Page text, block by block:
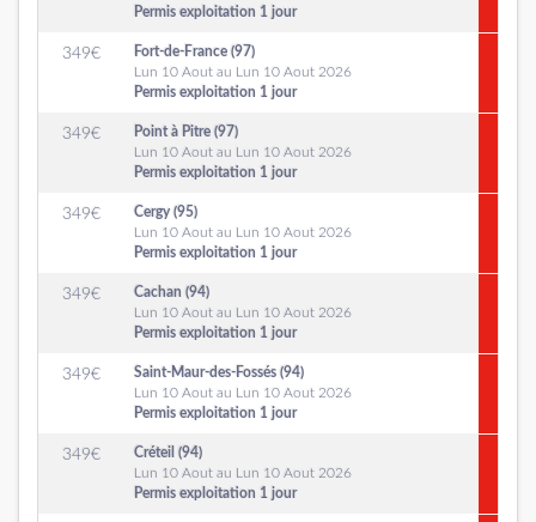
Permis exploitation 1 jour
349€
Fort-de-France (97)
Lun 10 Aout au Lun 10 Aout 2026
Permis exploitation 1 jour
349€
Point à Pitre (97)
Lun 10 Aout au Lun 10 Aout 2026
Permis exploitation 1 jour
349€
Cergy (95)
Lun 10 Aout au Lun 10 Aout 2026
Permis exploitation 1 jour
349€
Cachan (94)
Lun 10 Aout au Lun 10 Aout 2026
Permis exploitation 1 jour
349€
Saint-Maur-des-Fossés (94)
Lun 10 Aout au Lun 10 Aout 2026
Permis exploitation 1 jour
349€
Créteil (94)
Lun 10 Aout au Lun 10 Aout 2026
Permis exploitation 1 jour